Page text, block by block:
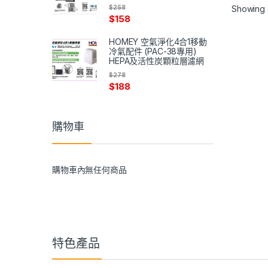
Showing
$158
$258
HOMEY 空氣淨化4合1移動
冷氣配件 (PAC-38專用)
HEPA及活性炭顆粒層濾網
$188
$278
購物車
購物車內無任何商品
特色產品